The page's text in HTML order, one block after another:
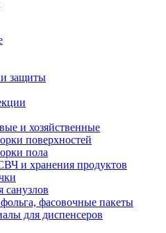
и защиты
и хозяйственные
поверхностей
пола
и хранения продуктов
санузлов
фасовочные пакеты
для диспенсеров